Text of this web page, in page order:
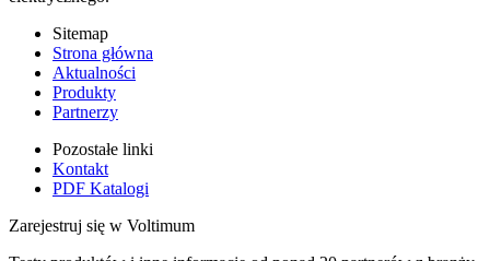
Sitemap
Strona główna
Aktualności
Produkty
Partnerzy
Pozostałe linki
Kontakt
PDF Katalogi
Zarejestruj się w Voltimum